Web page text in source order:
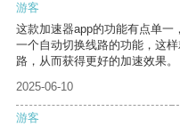
游客
这款加速器app的功能有点单一
一个自动切换线路的功能，这
路，从而获得更好的加速效果。
2025-06-10
游客